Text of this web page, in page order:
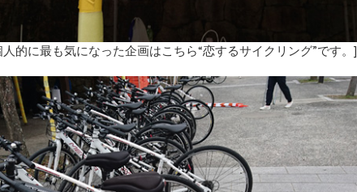
的に最も気になった企画はこちら“恋するサイクリング”です。]